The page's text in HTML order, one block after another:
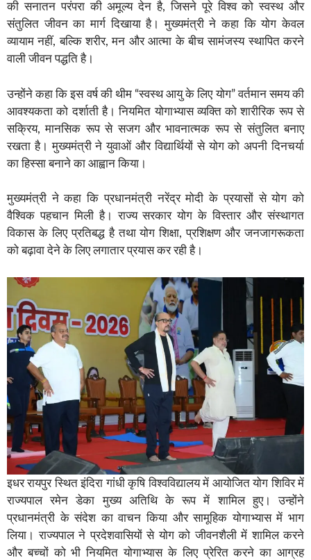
की सनातन परंपरा की अमूल्य देन है, जिसने पूरे विश्व को स्वस्थ और
संतुलित जीवन का मार्ग दिखाया है। मुख्यमंत्री ने कहा कि योग केवल
व्यायाम नहीं, बल्कि शरीर, मन और आत्मा के बीच सामंजस्य स्थापित करने
वाली जीवन पद्धति है।
उन्होंने कहा कि इस वर्ष की थीम “स्वस्थ आयु के लिए योग” वर्तमान समय की
आवश्यकता को दर्शाती है। नियमित योगाभ्यास व्यक्ति को शारीरिक रूप से
सक्रिय, मानसिक रूप से सजग और भावनात्मक रूप से संतुलित बनाए
रखता है। मुख्यमंत्री ने युवाओं और विद्यार्थियों से योग को अपनी दिनचर्या
का हिस्सा बनाने का आह्वान किया।
मुख्यमंत्री ने कहा कि प्रधानमंत्री नरेंद्र मोदी के प्रयासों से योग को
वैश्विक पहचान मिली है। राज्य सरकार योग के विस्तार और संस्थागत
विकास के लिए प्रतिबद्ध है तथा योग शिक्षा, प्रशिक्षण और जनजागरूकता
को बढ़ावा देने के लिए लगातार प्रयास कर रही है।
इधर रायपुर स्थित इंदिरा गांधी कृषि विश्वविद्यालय में आयोजित योग शिविर में
राज्यपाल रमेन डेका मुख्य अतिथि के रूप में शामिल हुए। उन्होंने
प्रधानमंत्री के संदेश का वाचन किया और सामूहिक योगाभ्यास में भाग
लिया। राज्यपाल ने प्रदेशवासियों से योग को जीवनशैली में शामिल करने
और बच्चों को भी नियमित योगाभ्यास के लिए प्रेरित करने का आग्रह